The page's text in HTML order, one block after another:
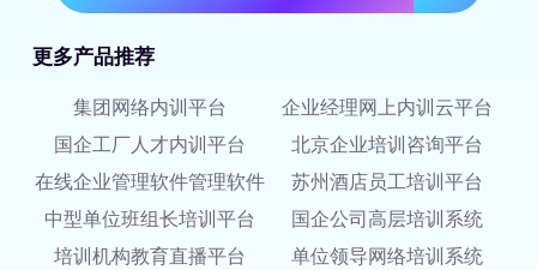
更多产品推荐
集团网络内训平台
企业经理网上内训云平台
国企工厂人才内训平台
北京企业培训咨询平台
在线企业管理软件管理软件
苏州酒店员工培训平台
中型单位班组长培训平台
国企公司高层培训系统
培训机构教育直播平台
单位领导网络培训系统